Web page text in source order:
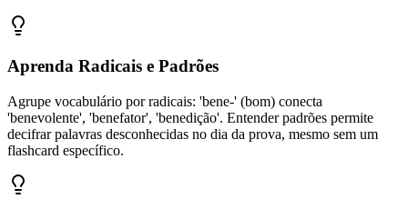
Aprenda Radicais e Padrões
Agrupe vocabulário por radicais: 'bene-' (bom) conecta
'benevolente', 'benefator', 'benedição'. Entender padrões permite
decifrar palavras desconhecidas no dia da prova, mesmo sem um
flashcard específico.